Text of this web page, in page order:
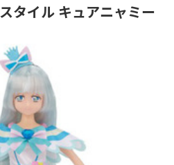
タイル キュアニャミー